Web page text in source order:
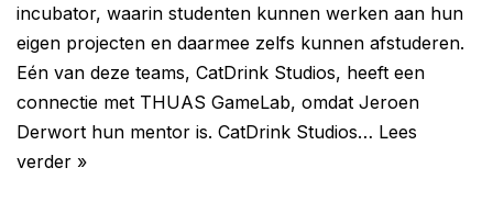
incubator, waarin studenten kunnen werken aan hun
eigen projecten en daarmee zelfs kunnen afstuderen.
Eén van deze teams, CatDrink Studios, heeft een
connectie met THUAS GameLab, omdat Jeroen
Derwort hun mentor is. CatDrink Studios… Lees
verder »